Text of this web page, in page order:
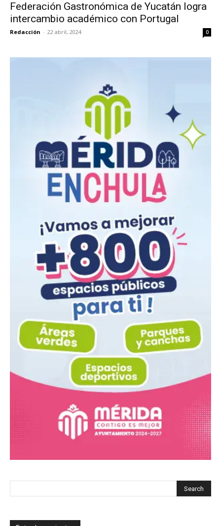
Federación Gastronómica de Yucatán logra
intercambio académico con Portugal
Redacción - 22 abril, 2024 0